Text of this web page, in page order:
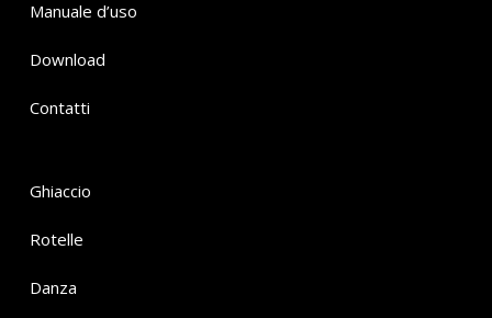
Manuale d’uso
Download
Contatti
Ghiaccio
Rotelle
Danza